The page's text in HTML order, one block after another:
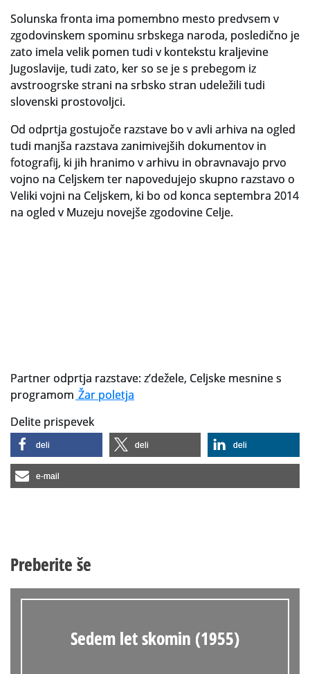
Solunska fronta ima pomembno mesto predvsem v
zgodovinskem spominu srbskega naroda, posledično je
zato imela velik pomen tudi v kontekstu kraljevine
Jugoslavije, tudi zato, ker so se je s prebegom iz
avstroogrske strani na srbsko stran udeležili tudi
slovenski prostovoljci.
Od odprtja gostujoče razstave bo v avli arhiva na ogled
tudi manjša razstava zanimivejših dokumentov in
fotografij, ki jih hranimo v arhivu in obravnavajo prvo
vojno na Celjskem ter napovedujejo skupno razstavo o
Veliki vojni na Celjskem, ki bo od konca septembra 2014
na ogled v Muzeju novejše zgodovine Celje.
Partner odprtja razstave: z’dežele, Celjske mesnine s
programom Žar poletja
Delite prispevek
deli deli deli
e-mail
Preberite še
Sedem let skomin (1955)